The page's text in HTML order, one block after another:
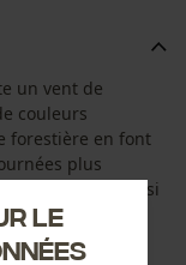
un vent de
couleurs
forestière en font
plus
avant-bras ainsi
sont des
le